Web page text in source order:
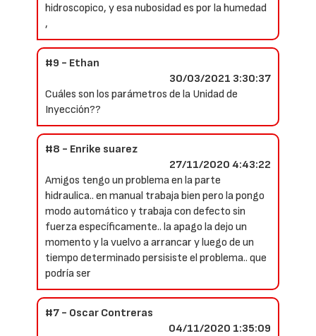
hidroscopico, y esa nubosidad es por la humedad
,
#9 - Ethan
30/03/2021 3:30:37
Cuáles son los parámetros de la Unidad de
Inyección??
#8 - Enrike suarez
27/11/2020 4:43:22
Amigos tengo un problema en la parte
hidraulica.. en manual trabaja bien pero la pongo
modo automático y trabaja con defecto sin
fuerza específicamente.. la apago la dejo un
momento y la vuelvo a arrancar y luego de un
tiempo determinado persisiste el problema.. que
podría ser
#7 - Oscar Contreras
04/11/2020 1:35:09